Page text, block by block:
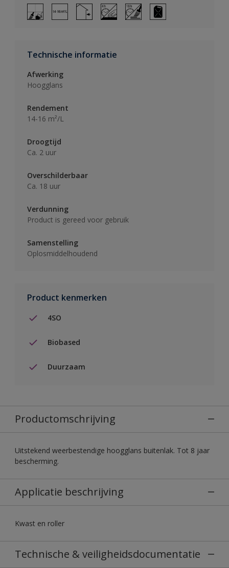
Technische informatie
Afwerking
Hoogglans
Rendement
14-16 m²/L
Droogtijd
Ca. 2 uur
Overschilderbaar
Ca. 18 uur
Verdunning
Product is gereed voor gebruik
Samenstelling
Oplosmiddelhoudend
Product kenmerken
4SO
Biobased
Duurzaam
Productomschrijving
Uitstekend weerbestendige hoogglans buitenlak. Tot 8 jaar
bescherming.
Applicatie beschrijving
Kwast en roller
Technische & veiligheidsdocumentatie